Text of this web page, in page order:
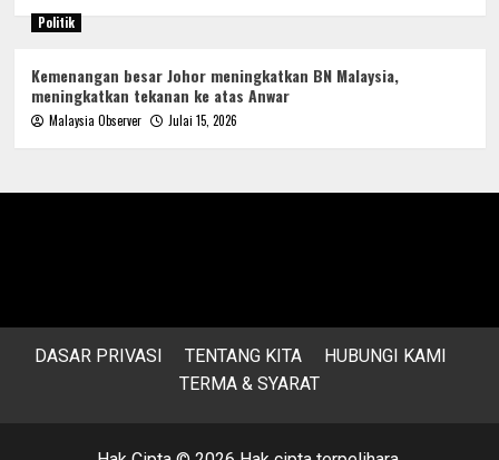
Politik
Kemenangan besar Johor meningkatkan BN Malaysia,
meningkatkan tekanan ke atas Anwar
Malaysia Observer Julai 15, 2026
DASAR PRIVASI TENTANG KITA
HUBUNGI KAMI
TERMA & SYARAT